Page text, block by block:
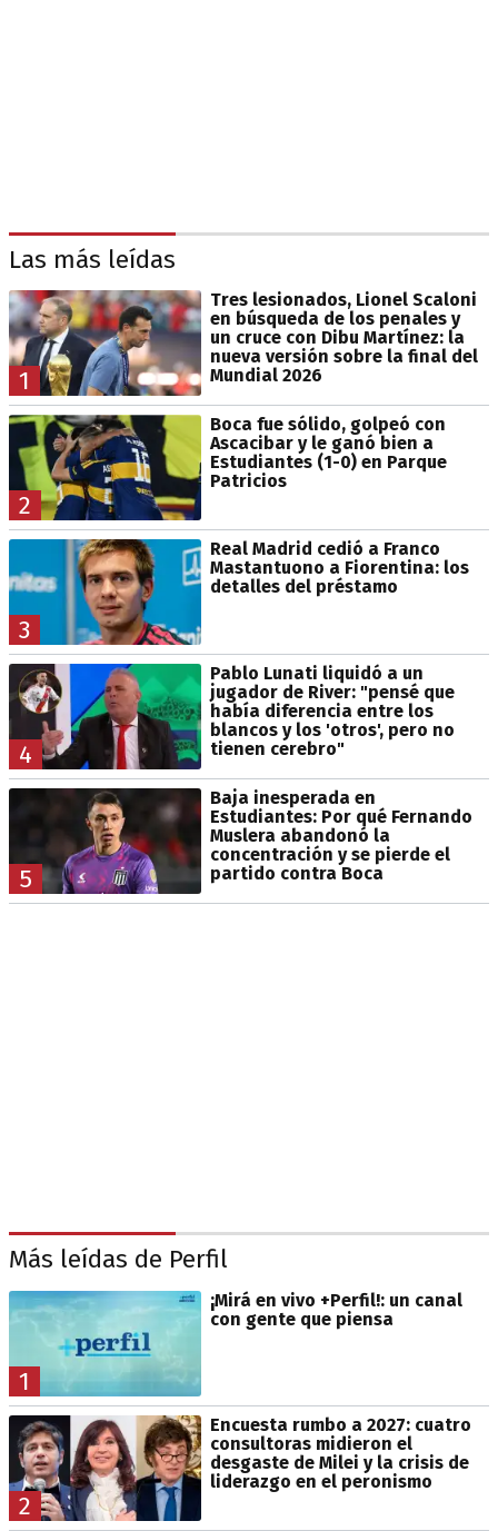
Las más leídas
1
Tres lesionados, Lionel Scaloni
en búsqueda de los penales y
un cruce con Dibu Martínez: la
nueva versión sobre la final del
Mundial 2026
2
Boca fue sólido, golpeó con
Ascacibar y le ganó bien a
Estudiantes (1-0) en Parque
Patricios
3
Real Madrid cedió a Franco
Mastantuono a Fiorentina: los
detalles del préstamo
4
Pablo Lunati liquidó a un
jugador de River: "pensé que
había diferencia entre los
blancos y los 'otros', pero no
tienen cerebro"
5
Baja inesperada en
Estudiantes: Por qué Fernando
Muslera abandonó la
concentración y se pierde el
partido contra Boca
Más leídas de Perfil
1
¡Mirá en vivo +Perfil!: un canal
con gente que piensa
2
Encuesta rumbo a 2027: cuatro
consultoras midieron el
desgaste de Milei y la crisis de
liderazgo en el peronismo